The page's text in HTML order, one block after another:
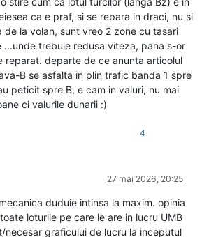
ca e praf, si se repara in draci, nu si
de la volan, sunt vreo 2 zone cu tasari
trebuie redusa viteza, pana s-or
reparat. departe de ce anunta articolul
B se asfalta in plin trafic banda 1 spre
peticit spre B, e cam in valuri, nu mai
ci valurile dunarii :)
4
27 mai 2026, 20:25
duduie intinsa la maxim. opinia
loturile pe care le are in lucru UMB
graficului de lucru la inceputul